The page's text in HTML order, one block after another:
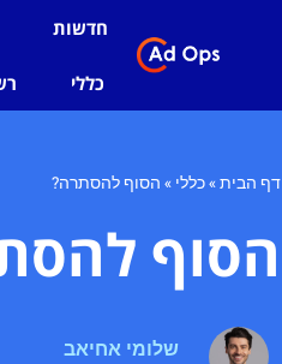
חדשות
כללי
דף הבית»כללי » הסוף להסתרה?
הסוף
שלומי אחיאב